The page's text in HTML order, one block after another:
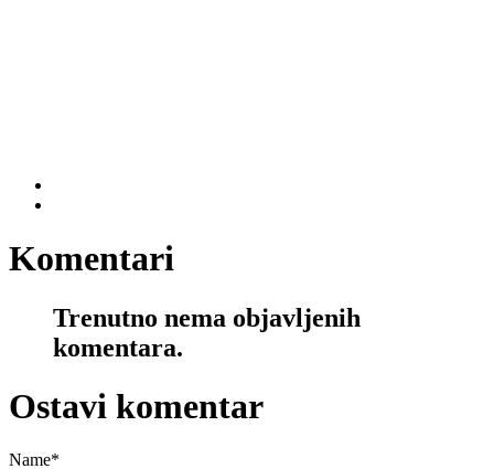
Komentari
Trenutno nema objavljenih
komentara.
Ostavi komentar
Name*